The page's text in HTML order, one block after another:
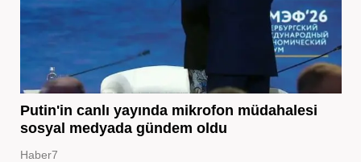
Putin'in canlı yayında mikrofon müdahalesi
sosyal medyada gündem oldu
Haber7